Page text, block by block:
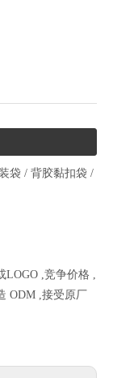
袋 / 背胶黏扣袋 /
,竞争价格 ,
ODM ,接受原厂